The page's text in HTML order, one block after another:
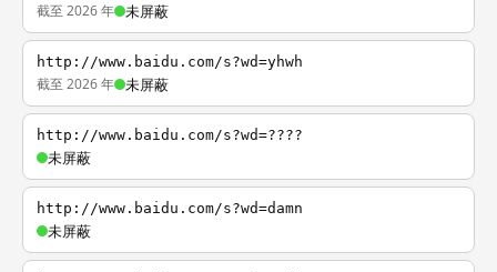
截至 2026 年 未屏蔽
http://www.baidu.com/s?wd=yhwh
截至 2026 年 未屏蔽
http://www.baidu.com/s?wd=????
未屏蔽
http://www.baidu.com/s?wd=damn
未屏蔽